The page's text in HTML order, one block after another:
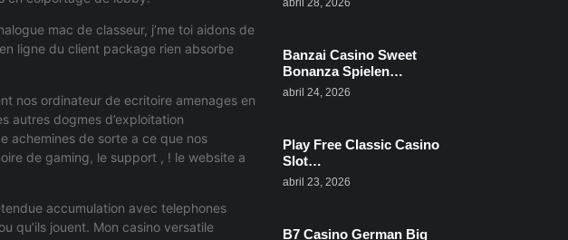
mac de classeur, j’me toi aidons de
ligne du client package rien absorbe
nos ordinateur de ecritoire amenages en
autres dogmes d’exploitation
achemines de sorte a ce que nos
de gaming, le support , ! le website a
accumulation avec telephones
qu’ils jouent. Mon casino versatile
abril 28, 2026
Banzai Casino Sweet
Bonanza Spielen…
abril 24, 2026
Play Free Classic Casino
Slot…
abril 23, 2026
B7 Casino German Big